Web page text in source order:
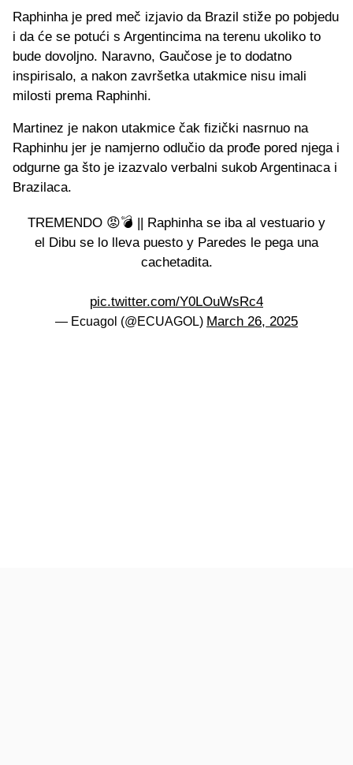
Raphinha je pred meč izjavio da Brazil stiže po pobjedu
i da će se potući s Argentincima na terenu ukoliko to
bude dovoljno. Naravno, Gaučose je to dodatno
inspirisalo, a nakon završetka utakmice nisu imali
milosti prema Raphinhi.
Martinez je nakon utakmice čak fizički nasrnuo na
Raphinhu jer je namjerno odlučio da prođe pored njega i
odgurne ga što je izazvalo verbalni sukob Argentinaca i
Brazilaca.
TREMENDO 😡💣 || Raphinha se iba al vestuario y
el Dibu se lo lleva puesto y Paredes le pega una
cachetadita.
pic.twitter.com/Y0LOuWsRc4
— Ecuagol (@ECUAGOL) March 26, 2025